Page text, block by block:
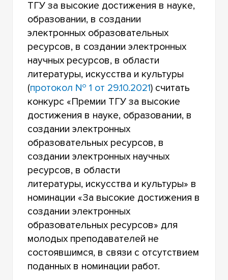
ТГУ за высокие достижения в науке,
образовании, в создании
электронных образовательных
ресурсов, в создании электронных
научных ресурсов, в области
литературы, искусства и культуры
(протокол № 1 от 29.10.2021) считать
конкурс «Премии ТГУ за высокие
достижения в науке, образовании, в
создании электронных
образовательных ресурсов, в
создании электронных научных
ресурсов, в области
литературы, искусства и культуры» в
номинации «За высокие достижения в
создании электронных
образовательных ресурсов» для
молодых преподавателей не
состоявшимся, в связи с отсутствием
поданных в номинации работ.